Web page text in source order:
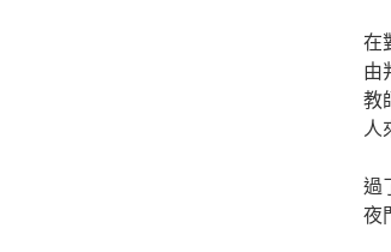
在
由
教
人
過
夜